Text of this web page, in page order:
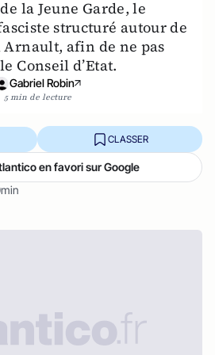
la Jeune Garde, le
structuré autour de
Arnault, afin de ne pas
Conseil d’Etat.
Gabriel Robin
5 min de lecture
CLASSER
en favori sur Google